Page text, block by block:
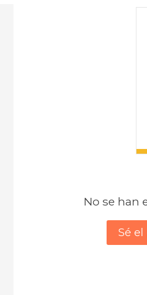
No se han
Sé